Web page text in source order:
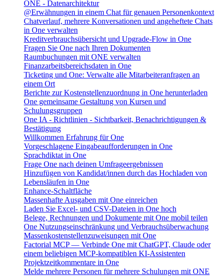
ONE - Datenarchitektur
@Erwähnungen in einem Chat für genauen Personenkontext
Chatverlauf, mehrere Konversationen und angeheftete Chats
in One verwalten
Kreditverbrauchsübersicht und Upgrade-Flow in One
Fragen Sie One nach Ihren Dokumenten
Raumbuchungen mit ONE verwalten
Finanzarbeitsbereichsdaten in One
Ticketing und One: Verwalte alle Mitarbeiteranfragen an
einem Ort
Berichte zur Kostenstellenzuordnung in One herunterladen
One gemeinsame Gestaltung von Kursen und
Schulungsgruppen
One IA - Richtlinien - Sichtbarkeit, Benachrichtigungen &
Bestätigung
Willkommen Erfahrung für One
Vorgeschlagene Eingabeaufforderungen in One
Sprachdiktat in One
Frage One nach deinen Umfrageergebnissen
Hinzufügen von Kandidat/innen durch das Hochladen von
Lebensläufen in One
Enhance-Schaltfläche
Massenhafte Ausgaben mit One einreichen
Laden Sie Excel- und CSV-Dateien in One hoch
Belege, Rechnungen und Dokumente mit One mobil teilen
One Nutzungseinschränkung und Verbrauchsüberwachung
Massenkostenstellenzuweisungen mit One
Factorial MCP — Verbinde One mit ChatGPT, Claude oder
einem beliebigen MCP-kompatiblen KI-Assistenten
Projektzeitkommentare in One
Melde mehrere Personen für mehrere Schulungen mit ONE